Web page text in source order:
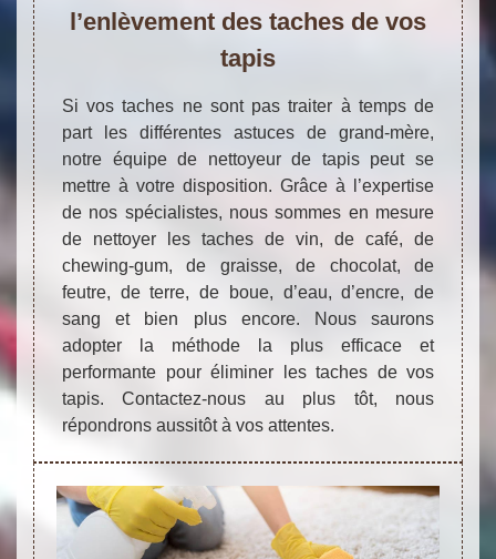
l’enlèvement des taches de vos
tapis
Si vos taches ne sont pas traiter à temps de
part les différentes astuces de grand-mère,
notre équipe de nettoyeur de tapis peut se
mettre à votre disposition. Grâce à l’expertise
de nos spécialistes, nous sommes en mesure
de nettoyer les taches de vin, de café, de
chewing-gum, de graisse, de chocolat, de
feutre, de terre, de boue, d’eau, d’encre, de
sang et bien plus encore. Nous saurons
adopter la méthode la plus efficace et
performante pour éliminer les taches de vos
tapis. Contactez-nous au plus tôt, nous
répondrons aussitôt à vos attentes.